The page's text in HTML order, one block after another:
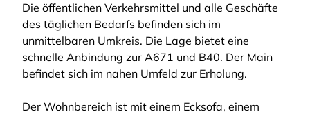
Die öffentlichen Verkehrsmittel und alle Geschäfte
des täglichen Bedarfs befinden sich im
unmittelbaren Umkreis. Die Lage bietet eine
schnelle Anbindung zur A671 und B40. Der Main
befindet sich im nahen Umfeld zur Erholung.
Der Wohnbereich ist mit einem Ecksofa, einem